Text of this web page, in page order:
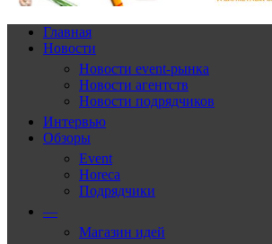
Главная
Новости
Новости event-рынка
Новости агентств
Новости подрядчиков
Интервью
Обзоры
Event
Horeca
Подрядчики
—
Магазин идей